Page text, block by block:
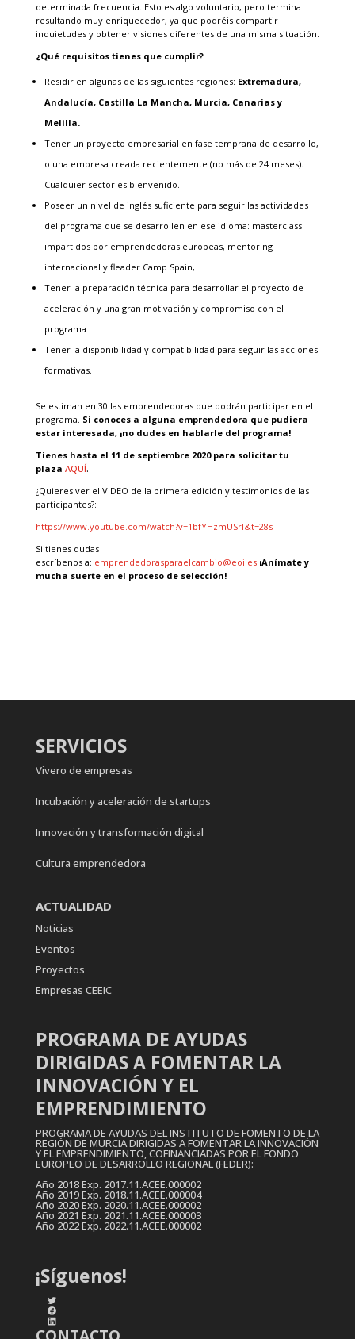
determinada frecuencia. Esto es algo voluntario, pero termina
resultando muy enriquecedor, ya que podréis compartir
inquietudes y obtener visiones diferentes de una misma situación.
¿Qué requisitos tienes que cumplir?
Residir en algunas de las siguientes regiones: Extremadura,
Andalucía, Castilla La Mancha, Murcia, Canarias y
Melilla.
Tener un proyecto empresarial en fase temprana de desarrollo,
o una empresa creada recientemente (no más de 24 meses).
Cualquier sector es bienvenido.
Poseer un nivel de inglés suficiente para seguir las actividades
del programa que se desarrollen en ese idioma: masterclass
impartidos por emprendedoras europeas, mentoring
internacional y fleader Camp Spain,
Tener la preparación técnica para desarrollar el proyecto de
aceleración y una gran motivación y compromiso con el
programa
Tener la disponibilidad y compatibilidad para seguir las acciones
formativas.
Se estiman en 30 las emprendedoras que podrán participar en el
programa. Si conoces a alguna emprendedora que pudiera
estar interesada, ¡no dudes en hablarle del programa!
Tienes hasta el 11 de septiembre 2020 para solicitar tu
plaza AQUÍ.
¿Quieres ver el VIDEO de la primera edición y testimonios de las
participantes?:
https://www.youtube.com/watch?v=1bfYHzmUSrI&t=28s
Si tienes dudas
escríbenos a: emprendedorasparaelcambio@eoi.es ¡Anímate y
mucha suerte en el proceso de selección!
SERVICIOS
Vivero de empresas
Incubación y aceleración de startups
Innovación y transformación digital
Cultura emprendedora
ACTUALIDAD
Noticias
Eventos
Proyectos
Empresas CEEIC
PROGRAMA DE AYUDAS
DIRIGIDAS A FOMENTAR LA
INNOVACIÓN Y EL
EMPRENDIMIENTO
PROGRAMA DE AYUDAS DEL INSTITUTO DE FOMENTO DE LA
REGIÓN DE MURCIA DIRIGIDAS A FOMENTAR LA INNOVACIÓN
Y EL EMPRENDIMIENTO, COFINANCIADAS POR EL FONDO
EUROPEO DE DESARROLLO REGIONAL (FEDER):
Año 2018 Exp. 2017.11.ACEE.000002
Año 2019 Exp. 2018.11.ACEE.000004
Año 2020 Exp. 2020.11.ACEE.000002
Año 2021 Exp. 2021.11.ACEE.000003
Año 2022 Exp. 2022.11.ACEE.000002
¡Síguenos!
Twitter
Facebook
LinkedIn